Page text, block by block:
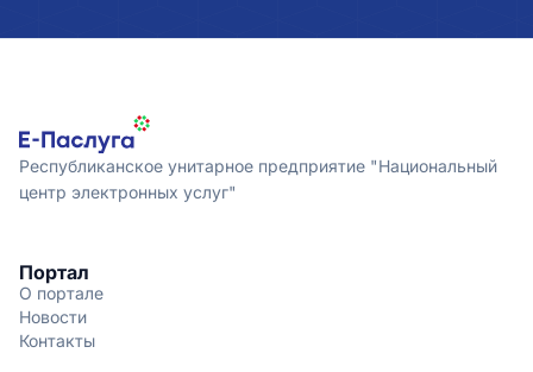
Республиканское унитарное предприятие "Национальный
центр электронных услуг"
Портал
О портале
Новости
Контакты